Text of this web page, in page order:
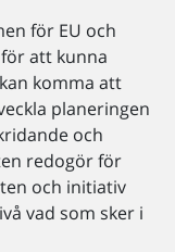
för EU och
att kunna
komma att
planeringen
och
redogör för
och initiativ
vad som sker i